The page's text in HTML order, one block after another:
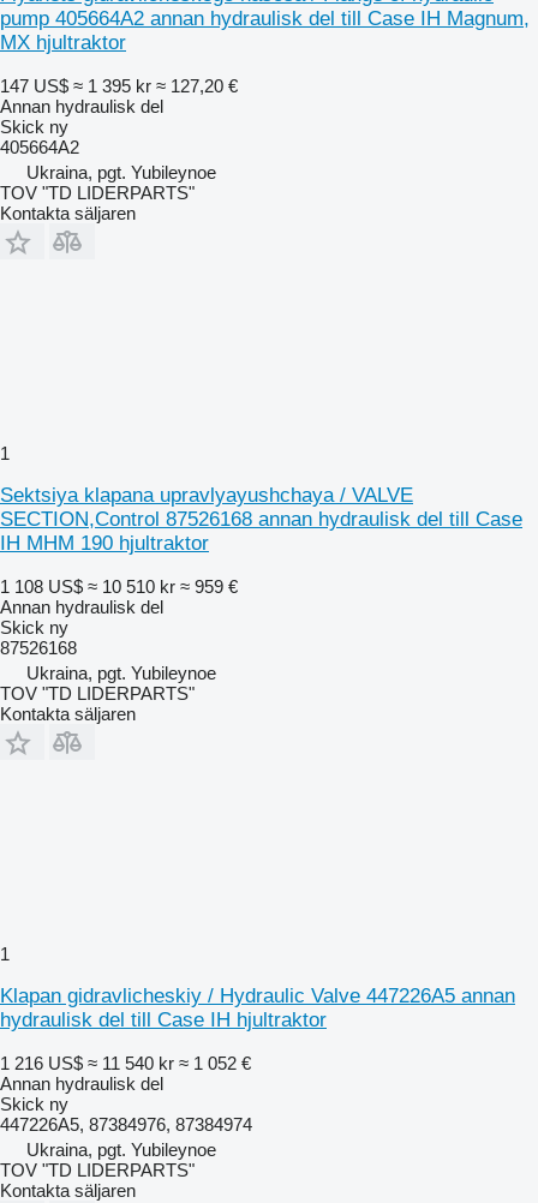
pump 405664A2 annan hydraulisk del till Case IH Magnum,
MX hjultraktor
147 US$ ≈ 1 395 kr ≈ 127,20 €
Annan hydraulisk del
Skick ny
405664A2
Ukraina, pgt. Yubileynoe
TOV "TD LIDERPARTS"
Kontakta säljaren
1
Sektsiya klapana upravlyayushchaya / VALVE
SECTION,Control 87526168 annan hydraulisk del till Case
IH MHM 190 hjultraktor
1 108 US$ ≈ 10 510 kr ≈ 959 €
Annan hydraulisk del
Skick ny
87526168
Ukraina, pgt. Yubileynoe
TOV "TD LIDERPARTS"
Kontakta säljaren
1
Klapan gidravlicheskiy / Hydraulic Valve 447226A5 annan
hydraulisk del till Case IH hjultraktor
1 216 US$ ≈ 11 540 kr ≈ 1 052 €
Annan hydraulisk del
Skick ny
447226A5, 87384976, 87384974
Ukraina, pgt. Yubileynoe
TOV "TD LIDERPARTS"
Kontakta säljaren